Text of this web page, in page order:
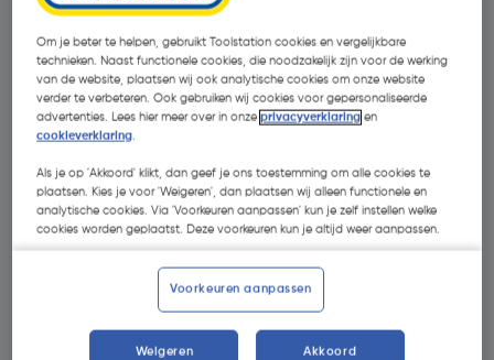
- 37 %
€ 4,72
€ 2,97| Excl. btw € 2,45€ 9,58/L
Kies productvariant(11)
Om je beter te helpen, gebruikt Toolstation cookies en vergelijkbare
technieken. Naast functionele cookies, die noodzakelijk zijn voor de werking
van de website, plaatsen wij ook analytische cookies om onze website
verder te verbeteren. Ook gebruiken wij cookies voor gepersonaliseerde
advertenties. Lees hier meer over in onzeprivacyverklaring en
cookieverklaring.
Als je op 'Akkoord' klikt, dan geef je ons toestemming om alle cookies te
plaatsen. Kies je voor 'Weigeren', dan plaatsen wij alleen functionele en
analytische cookies. Via 'Voorkeuren aanpassen' kun je zelf instellen welke
cookies worden geplaatst. Deze voorkeuren kun je altijd weer aanpassen.
Voorkeuren aanpassen
Weigeren Akkoord